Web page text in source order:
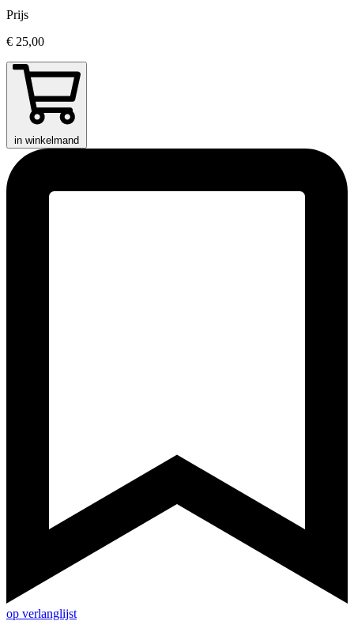
Prijs
€ 25,00
in winkelmand
op verlanglijst